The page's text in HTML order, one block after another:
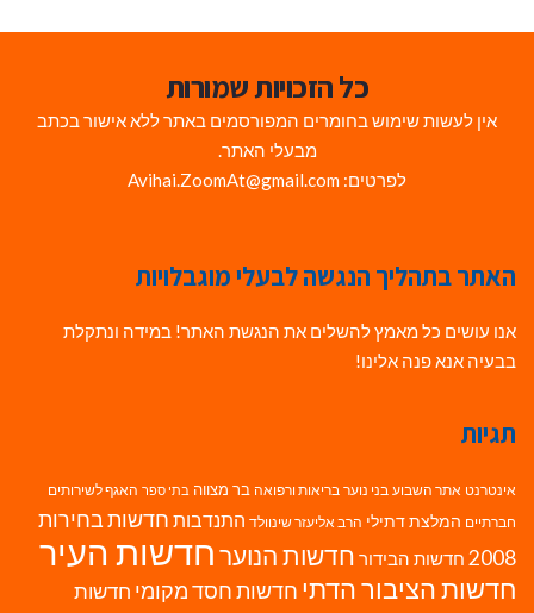
כל הזכויות שמורות
אין לעשות שימוש בחומרים המפורסמים באתר ללא אישור בכתב
מבעלי האתר.
לפרטים: Avihai.ZoomAt@gmail.com
האתר בתהליך הנגשה לבעלי מוגבלויות
אנו עושים כל מאמץ להשלים את הנגשת האתר! במידה ונתקלת
בבעיה אנא פנה אלינו!
תגיות
אינטרנט אתר השבוע בני נוער בריאות ורפואה בר מצווה בתי ספר האגף לשירותים
חברתיים המלצת דתילי הרב אליעזר שינוולד התנדבות חדשות בחירות
2008 חדשות הבידור חדשות הנוערחדשות העיר
חדשות הציבור הדתי חדשות חסד מקומי חדשות